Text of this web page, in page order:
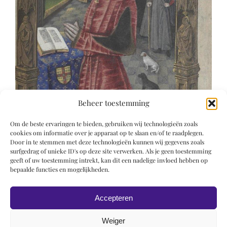
Beheer toestemming
Om de beste ervaringen te bieden, gebruiken wij technologieën zoals
cookies om informatie over je apparaat op te slaan en/of te raadplegen.
Door in te stemmen met deze technologieën kunnen wij gegevens zoals
surfgedrag of unieke ID's op deze site verwerken. Als je geen toestemming
geeft of uw toestemming intrekt, kan dit een nadelige invloed hebben op
bepaalde functies en mogelijkheden.
Accepteren
Weiger